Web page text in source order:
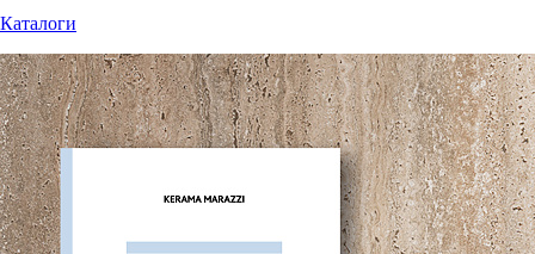
Каталоги